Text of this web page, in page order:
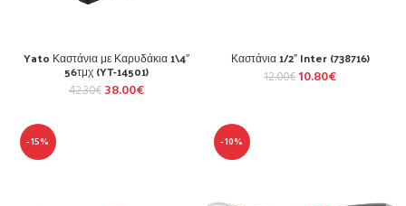
Yato Καστάνια με Καρυδάκια 1\4″
56τμχ (YT-14501)
42.30€ 38.00€
Καστάνια 1/2″ Inter (738716)
12.00€ 10.80€
-15% -10%